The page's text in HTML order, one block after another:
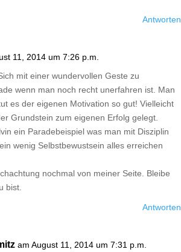
Antworten
11, 2014 um 7:26 p.m.
mit einer wundervollen Geste zu
wenn man noch recht unerfahren ist. Man
es der eigenen Motivation so gut! Vielleicht
Grundstein zum eigenen Erfolg gelegt.
ein Paradebeispiel was man mit Disziplin
wenig Selbstbewustsein alles erreichen
nochmal von meiner Seite. Bleibe
bist.
Antworten
am August 11, 2014 um 7:31 p.m.